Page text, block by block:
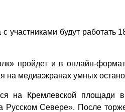
участниками будут работать
пройдет и в онлайн-
на медиаэкранах умных
на Кремлевской площади
Севере». После